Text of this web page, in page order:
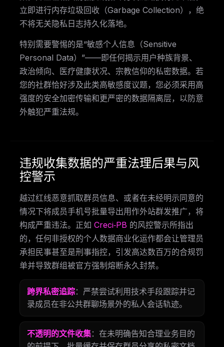
立即进行内存垃圾回收（Garbage Collection），绝
不将无关隐私日志持久化落地。
特别需要警惕的是“敏感个人信息（Sensitive
Personal Data）”——即任何揭示用户种族背景、
政治倾向、医疗健康状况、宗教信仰的私密数据。若
您的社群恰好涉及此类高敏感度议题，您必须采用高
强度的安全加密传输和更严密的数据隔离层，以防意
外触犯严重法规。
违规收集数据的严重法理后果与风
控警示
越过红线恶意抓取群员信息、或者在未经明示同意的
情况下将成员手机号批量导出用作外站群发推广，将
构成严重违法。正如 Creci‑PB 的风控警示所指出
的，任何非授权的个人数据商业化运作都会让管理员
承担民事甚至是刑事指控，引发高达数百万的合规罚
单并导致群组被官方强制熔断永久封禁。
跨界私密追踪：严禁尝试利用技术手段跟踪并记
录成员在非公共群聊场景外的私人会话轨迹。
不透明的文件收集：在未明确告知合理业务目的